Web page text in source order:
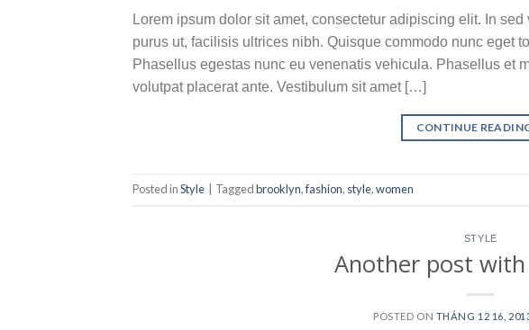
Lorem ipsum dolor sit amet, consectetur adipiscing elit. In
purus ut, facilisis ultrices nibh. Quisque commodo nunc eget
Phasellus egestas nunc eu venenatis vehicula. Phasellus et
volutpat placerat ante. Vestibulum sit amet […]
CONTINUE
Posted inStyle Taggedbrooklyn,fashion, style,women
STYLE
Another post with
POSTED ON THÁNG 12 16,